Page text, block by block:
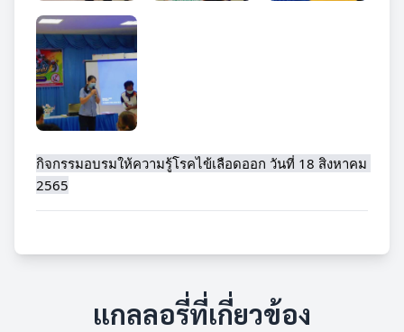
กิจกรรมอบรมให้ความรู้โรคไข้เลือดออก วันที่ 18 สิงหาคม
2565
แกลลอรี่ที่เกี่ยวข้อง